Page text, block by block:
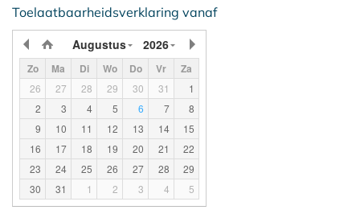
Toelaatbaarheidsverklaring vanaf
Augustus
2026
Zo Ma Di Wo Do Vr Za
26 27 28 29 30 31
1
2
3 4 5 6 7
8
9
10 11 12 13 14
15
16
17 18 19 20 21
22
23
24 25 26 27 28
29
30
31 1 2 3 4 5